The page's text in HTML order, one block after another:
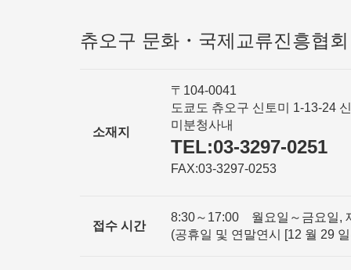
츄오구 문화・국제교류진흥협회
소재지
〒104-0041
도쿄도 츄오구 신토미 1-13-24
미분청사내
TEL:03-3297-0251
FAX:03-3297-0253
접수 시간
8:30～17:00 월요일～금요일,
(공휴일 및 연말연시 [12 월 29